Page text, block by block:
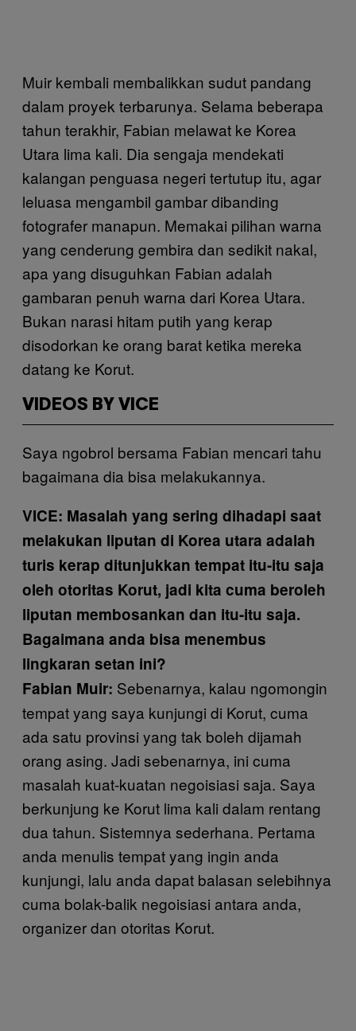
Muir kembali membalikkan sudut pandang
dalam proyek terbarunya. Selama beberapa
tahun terakhir, Fabian melawat ke Korea
Utara lima kali. Dia sengaja mendekati
kalangan penguasa negeri tertutup itu, agar
leluasa mengambil gambar dibanding
fotografer manapun. Memakai pilihan warna
yang cenderung gembira dan sedikit nakal,
apa yang disuguhkan Fabian adalah
gambaran penuh warna dari Korea Utara.
Bukan narasi hitam putih yang kerap
disodorkan ke orang barat ketika mereka
datang ke Korut.
VIDEOS BY VICE
Saya ngobrol bersama Fabian mencari tahu
bagaimana dia bisa melakukannya.
VICE: Masalah yang sering dihadapi saat
melakukan liputan di Korea utara adalah
turis kerap ditunjukkan tempat itu-itu saja
oleh otoritas Korut, jadi kita cuma beroleh
liputan membosankan dan itu-itu saja.
Bagaimana anda bisa menembus
lingkaran setan ini?
Fabian Muir: Sebenarnya, kalau ngomongin
tempat yang saya kunjungi di Korut, cuma
ada satu provinsi yang tak boleh dijamah
orang asing. Jadi sebenarnya, ini cuma
masalah kuat-kuatan negoisiasi saja. Saya
berkunjung ke Korut lima kali dalam rentang
dua tahun. Sistemnya sederhana. Pertama
anda menulis tempat yang ingin anda
kunjungi, lalu anda dapat balasan selebihnya
cuma bolak-balik negoisiasi antara anda,
organizer dan otoritas Korut.